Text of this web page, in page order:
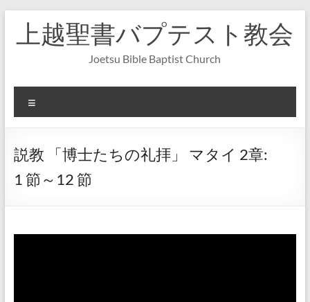
へ
上越聖書バプテスト教会
Joetsu Bible Baptist Church
ニ
ー
説教 「博士たちの礼拝」 マタイ 2章:
1 節～12 節